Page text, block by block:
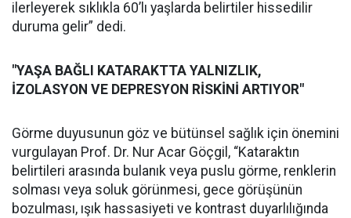
ilerleyerek sıklıkla 60’lı yaşlarda belirtiler hissedilir
duruma gelir” dedi.
"YAŞA BAĞLI KATARAKTTA YALNIZLIK,
İZOLASYON VE DEPRESYON RİSKİNİ ARTIYOR"
Görme duyusunun göz ve bütünsel sağlık için önemini
vurgulayan Prof. Dr. Nur Acar Göçgil, “Kataraktın
belirtileri arasında bulanık veya puslu görme, renklerin
solması veya soluk görünmesi, gece görüşünün
bozulması, ışık hassasiyeti ve kontrast duyarlılığında